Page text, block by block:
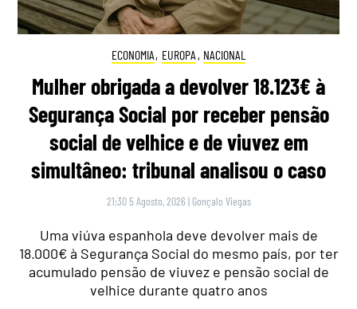
ECONOMIA, EUROPA , NACIONAL
Mulher obrigada a devolver 18.123€ à
Segurança Social por receber pensão
social de velhice e de viuvez em
simultâneo: tribunal analisou o caso
21:30 5 Agosto, 2026 | Gonçalo Viegas
Uma viúva espanhola deve devolver mais de
18.000€ à Segurança Social do mesmo país, por ter
acumulado pensão de viuvez e pensão social de
velhice durante quatro anos